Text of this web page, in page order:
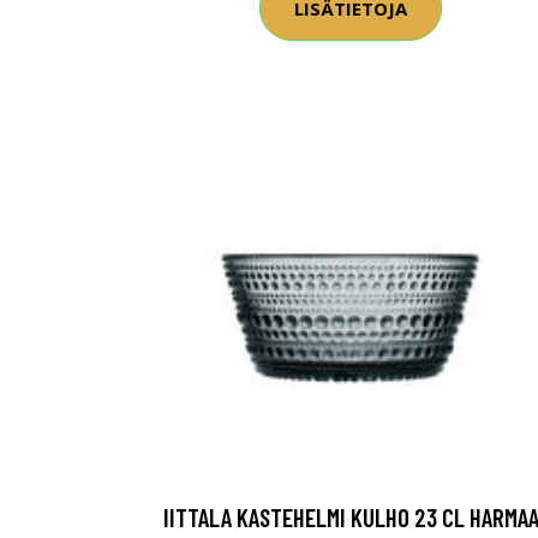
LISÄTIETOJA
IITTALA KASTEHELMI KULHO 23 CL HARMAA